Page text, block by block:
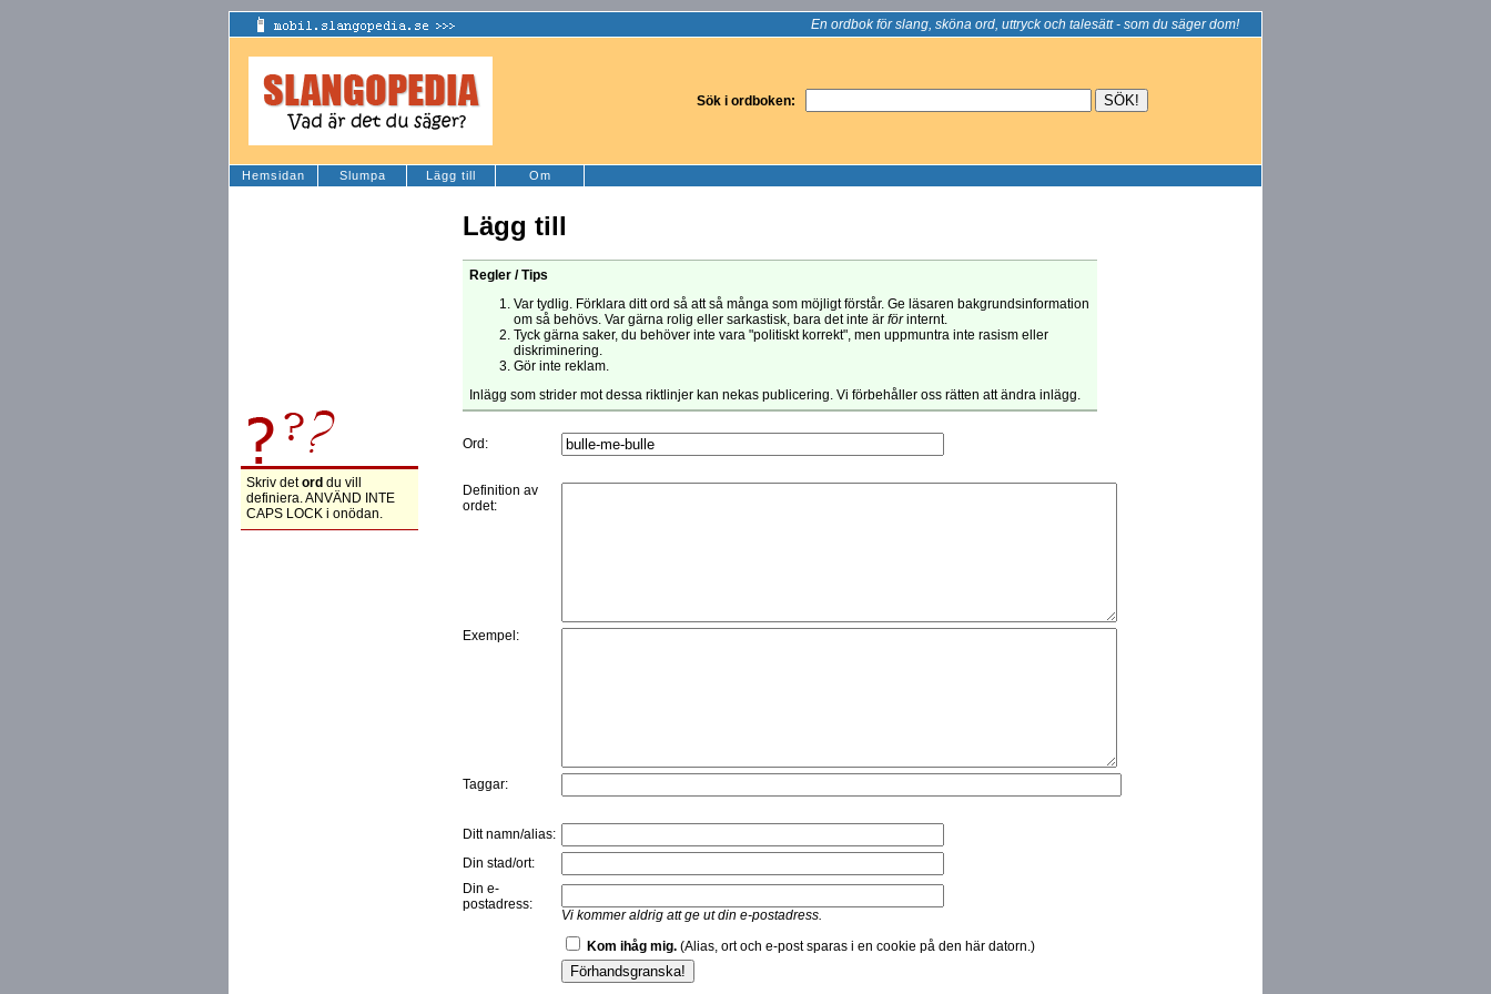
En ordbok för slang, sköna ord, uttryck och talesätt - som du säger dom!
Sök i ordboken:
Hemsidan Slumpa Lägg till Om
Skriv detord du vill
definiera. ANVÄND INTE
CAPS LOCK i onödan.
Lägg till
Regler / Tips
Var tydlig. Förklara ditt ord så att så många som möjligt förstår. Ge läsaren bakgrundsinformation
om så behövs. Var gärna rolig eller sarkastisk, bara det inte är förinternt.
Tyck gärna saker, du behöver inte vara "politiskt korrekt", men uppmuntra inte rasism eller
diskriminering.
Gör inte reklam.
Inlägg som strider mot dessa riktlinjer kan nekas publicering. Vi förbehåller oss rätten att ändra inlägg.
Ord:
Definition av
ordet:
Exempel:
Taggar:
Ditt namn/alias:
Din stad/ort:
Din e-
postadress:
Vi kommer aldrig att ge ut din e-postadress.
Kom ihåg mig. (Alias, ort och e-post sparas i en cookie på den här datorn.)